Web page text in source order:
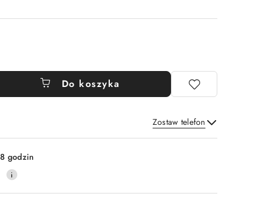
Do koszyka
Zostaw telefon
Wyślij
godzin